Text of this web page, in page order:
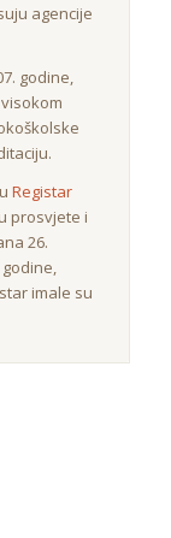
agencije
godine,
Registar
prosvjete i
26.
imale su